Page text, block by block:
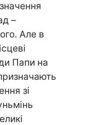
–
Але в
Папи на
зі